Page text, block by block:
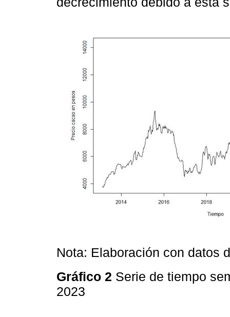
Nota: Elaboración con datos
Gráfico 2 Serie de tiempo
2023